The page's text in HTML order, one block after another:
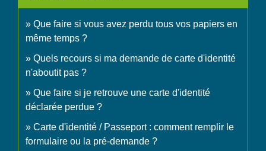
Que faire si vous avez perdu tous vos papiers en
même temps ?
Quels recours si ma demande de carte d'identité
n'aboutit pas ?
Que faire si je retrouve une carte d'identité
déclarée perdue ?
Carte d'identité / Passeport : comment remplir le
formulaire ou la pré-demande ?